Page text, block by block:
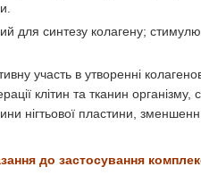
для синтезу колагену;
участь в утворенні
клітин та тканин
нігтьової пластини,
до застосування